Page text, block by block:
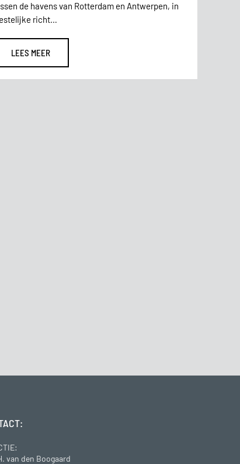
de havens van Rotterdam en Antwerpen, in
richt…
LEES MEER
van den Boogaard